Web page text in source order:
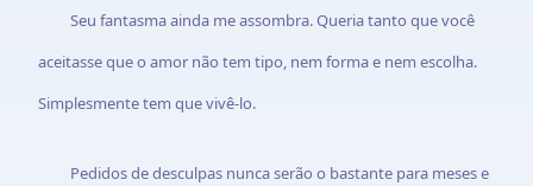
Seu fantasma ainda me assombra. Queria tanto que você
aceitasse que o amor não tem tipo, nem forma e nem escolha.
Simplesmente tem que vivê-lo.
Pedidos de desculpas nunca serão o bastante para meses e